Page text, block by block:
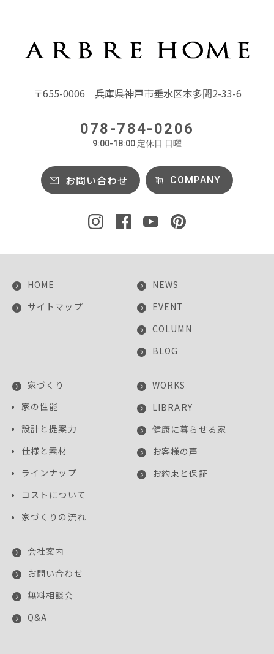
〒655-0006 兵庫県神戸市垂水区本多聞2-33-6
078-784-0206
9:00-18:00 定休日 日曜
お問い合わせ COMPANY
HOME
サイトマップ
NEWS
EVENT
COLUMN
BLOG
家づくり
家の性能
設計と提案力
仕様と素材
ラインナップ
コストについて
家づくりの流れ
WORKS
LIBRARY
健康に暮らせる家
お客様の声
お約束と保証
会社案内
お問い合わせ
無料相談会
Q&A